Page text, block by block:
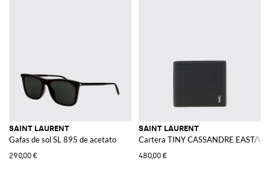
SAINT LAURENT
Gafas de sol SL 895 de acetato
290,00 €
SAINT LAURENT
Cartera TINY CASSANDRE EAST/
480,00 €